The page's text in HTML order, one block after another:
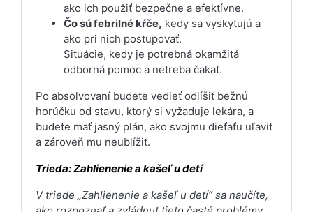
ako ich použiť bezpečne a efektívne.
Čo sú febrilné kŕče, kedy sa vyskytujú a
ako pri nich postupovať.
Situácie, kedy je potrebná okamžitá
odborná pomoc a netreba čakať.
Po absolvovaní budete vedieť odlíšiť bežnú
horúčku od stavu, ktorý si vyžaduje lekára, a
budete mať jasný plán, ako svojmu dieťaťu uľaviť
a zároveň mu neublížiť.
Trieda: Zahlienenie a kašeľ u detí
V triede „Zahlienenie a kašeľ u detí“ sa naučíte,